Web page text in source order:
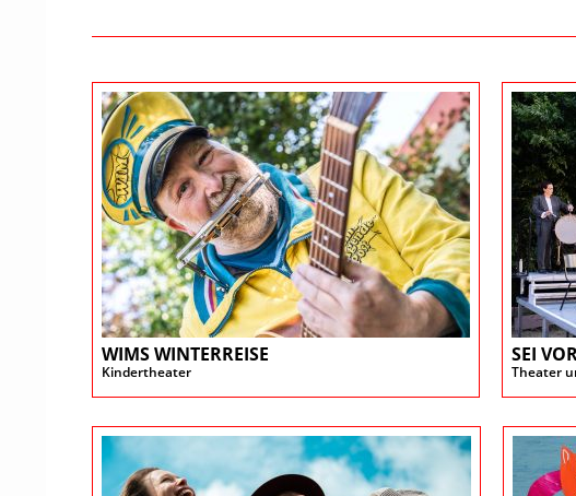
WIMS WINTERREISE
Kindertheater
SEI
Theater